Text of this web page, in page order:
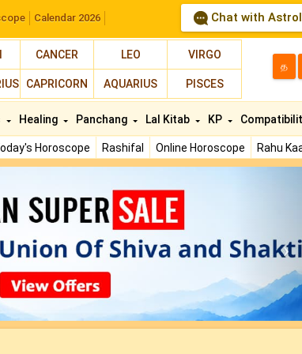
Calendar 2026 Chat with
CANCER LEO VIRGO
CAPRICORN AQUARIUS PISCES
த
Horoscope Rashifal Online Horoscope Rahu
Healing Panchang Lal Kitab KP